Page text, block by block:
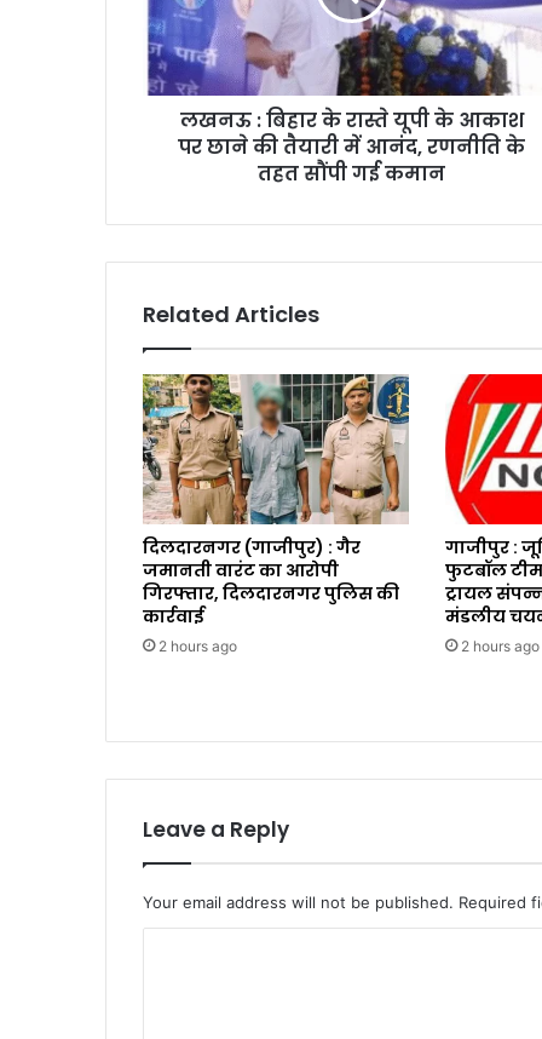
लखनऊ : बिहार के रास्ते यूपी के आकाश
पर छाने की तैयारी में आनंद, रणनीति के
तहत सौंपी गई कमान
Related Articles
दिलदारनगर (गाजीपुर) : गैर
जमानती वारंट का आरोपी
गिरफ्तार, दिलदारनगर पुलिस की
कार्रवाई
2 hours ago
गाजीपुर :
फुटबॉल
ट्रायल
मंडलीय
2 hours ago
Leave a Reply
Your email address will not be published. Required